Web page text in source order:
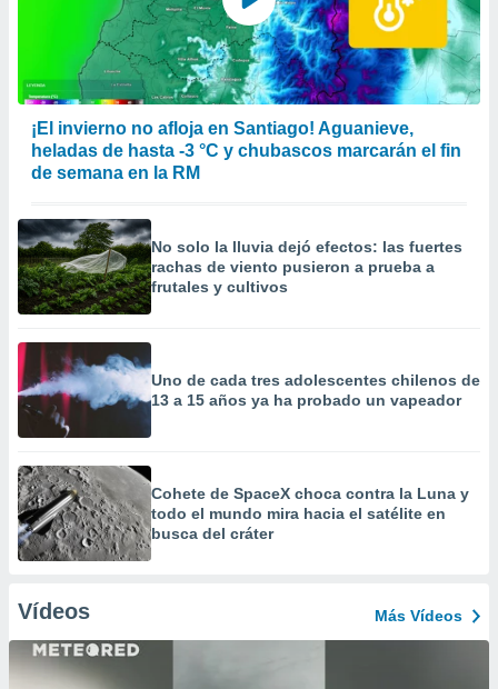
¡El invierno no afloja en Santiago! Aguanieve,
heladas de hasta -3 °C y chubascos marcarán el fin
de semana en la RM
No solo la lluvia dejó efectos: las fuertes
rachas de viento pusieron a prueba a
frutales y cultivos
Uno de cada tres adolescentes chilenos de
13 a 15 años ya ha probado un vapeador
Cohete de SpaceX choca contra la Luna y
todo el mundo mira hacia el satélite en
busca del cráter
Vídeos Más Vídeos